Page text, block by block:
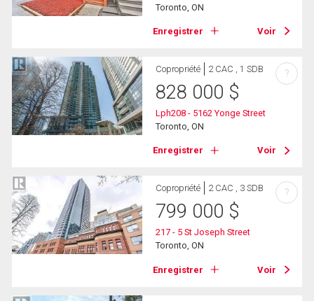
Toronto, ON
Enregistrer Voir
Copropriété 2 CAC , 1 SDB
828 000 $
Lph208 - 5162 Yonge Street
Toronto, ON
Enregistrer Voir
?
Copropriété 2 CAC , 3 SDB
799 000 $
217 - 5 St Joseph Street
Toronto, ON
Enregistrer Voir
?